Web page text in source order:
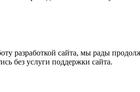
разработкой сайта, мы рады
без услуги поддержки сайта.